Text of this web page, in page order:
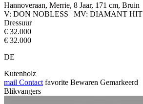
Hannoveraan, Merrie, 8 Jaar, 171 cm, Bruin
V: DON NOBLESS | MV: DIAMANT HIT
Dressuur
€ 32.000
€ 32.000
DE
Kutenholz
mail Contact favorite Bewaren Gemarkeerd
Blikvangers